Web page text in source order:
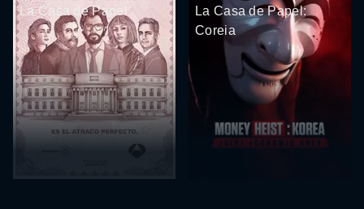
La Casa de Papel
La Casa de Papel:
Coreia